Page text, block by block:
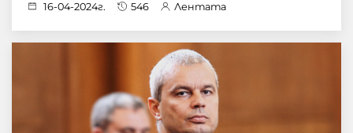
16-04-2024г. 546 Лентата